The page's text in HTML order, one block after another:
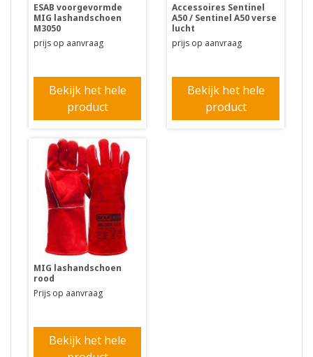
ESAB voorgevormde
MIG lashandschoen
M3050
prijs op aanvraag
Bekijk het hele
product
Accessoires Sentinel
A50 / Sentinel A50 verse
lucht
prijs op aanvraag
Bekijk het hele
product
MIG lashandschoen
rood
Prijs op aanvraag
Bekijk het hele